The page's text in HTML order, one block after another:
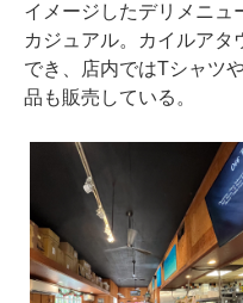
イメージしたデリメニュ
カジュアル。カイルアタ
でき、店内ではTシャツ
品も販売している。